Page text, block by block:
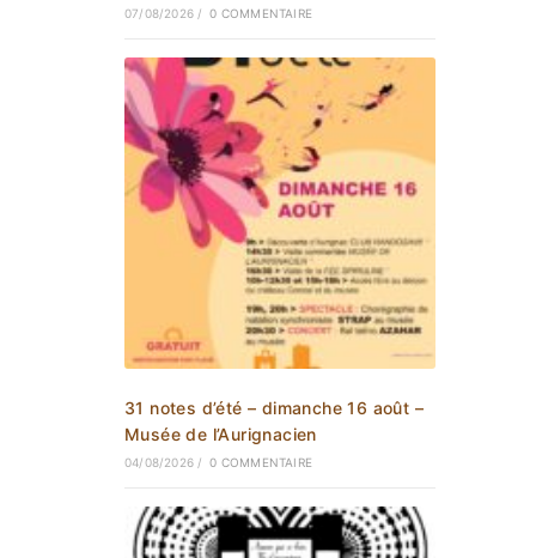
07/08/2026 / 0 COMMENTAIRE
31 notes d’été – dimanche 16 août –
Musée de l’Aurignacien
04/08/2026 / 0 COMMENTAIRE